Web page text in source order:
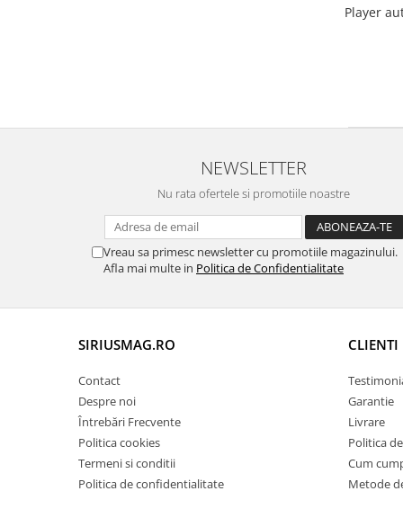
Player
NEWSLETTER
Nu rata ofertele si promotiile noastre
Vreau sa primesc newsletter cu promotiile magazinului.
Afla mai multe in Politica de Confidentialitate
SIRIUSMAG.RO
Contact
Despre noi
Întrebări Frecvente
Politica cookies
Termeni si conditii
Politica de confidentialitate
CLIENTI
Garantie
Livrare
Politica
Cum
Metode